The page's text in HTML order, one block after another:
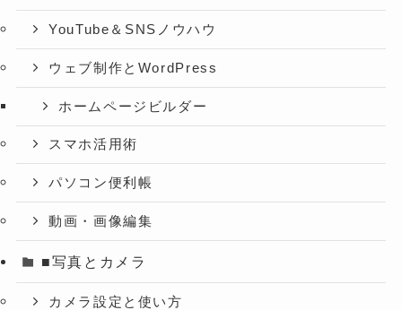
YouTube＆SNSノウハウ
ウェブ制作とWordPress
ホームページビルダー
スマホ活用術
パソコン便利帳
動画・画像編集
■写真とカメラ
カメラ設定と使い方